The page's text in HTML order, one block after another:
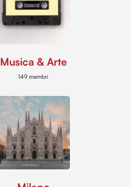
Musica & Arte
149 membri